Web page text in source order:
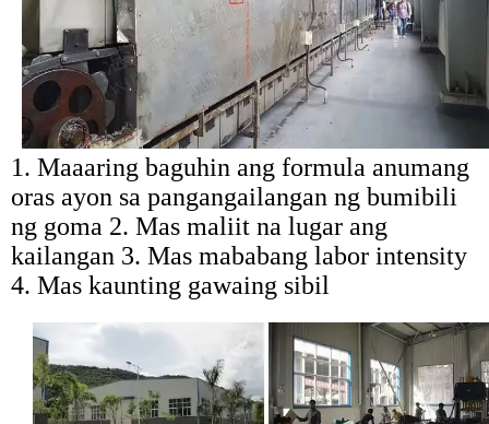
1. Maaaring baguhin ang formula anumang
oras ayon sa pangangailangan ng bumibili
ng goma 2. Mas maliit na lugar ang
kailangan 3. Mas mababang labor intensity
4. Mas kaunting gawaing sibil